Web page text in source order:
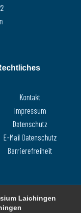
Kontakt
Impressum
Datenschutz
E-Mail Datenschutz
Barrierefreiheit
Laichingen